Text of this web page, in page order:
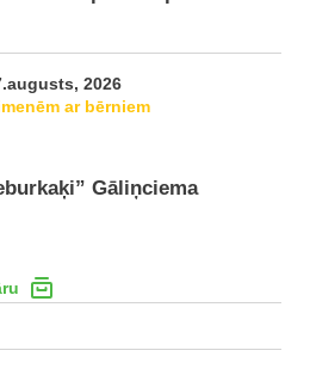
2026
ar bērniem
Gāliņciema